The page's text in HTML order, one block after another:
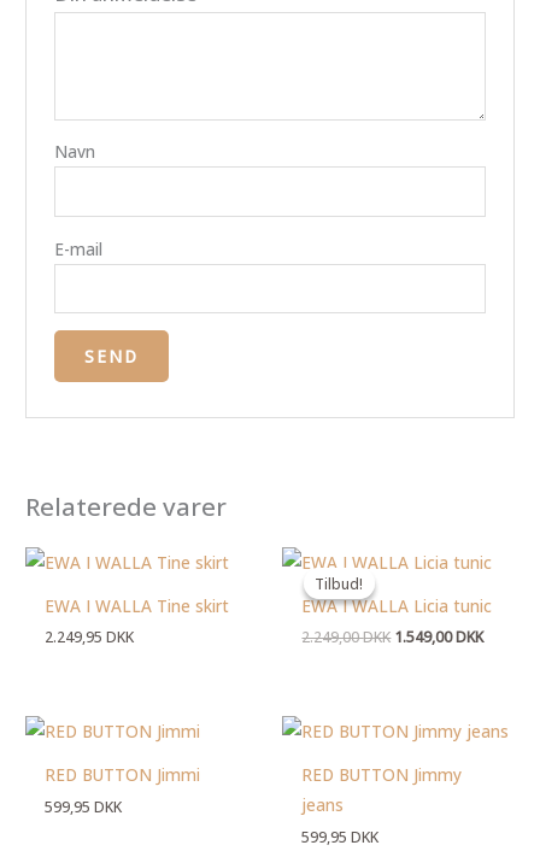
Navn
E-mail
Relaterede varer
EWA I WALLA Tine skirt
2.249,95DKK
Tilbud!
Tilbud!
EWA I WALLA Licia tunic
2.249,00DKK
Den
oprindelige
var:
2.249,00 DKK.
1.549,00DKK
Den
aktuelle
er:
RED BUTTON Jimmi
599,95DKK
RED BUTTON Jimmy
jeans
599,95DKK